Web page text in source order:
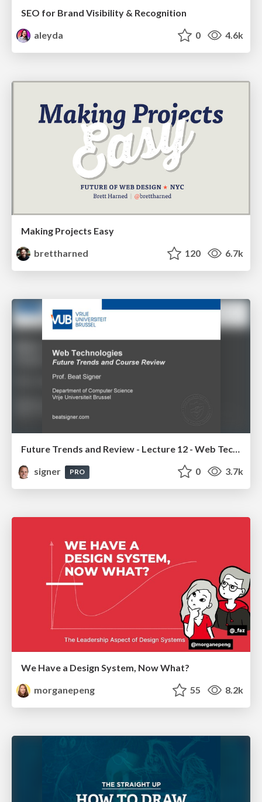
SEO for Brand Visibility & Recognition
aleyda
0 4.6k
Making Projects Easy
brettharned
120 6.7k
Future Trends and Review - Lecture 12 - Web Technologies (1019888BNR)
signer
PRO 0 3.7k
We Have a Design System, Now What?
morganepeng
55 8.2k